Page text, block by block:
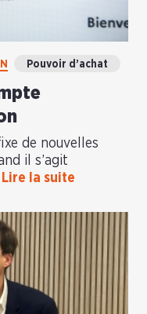
Pouvoir d’achat
de nouvelles
il s’agit
Lire la suite